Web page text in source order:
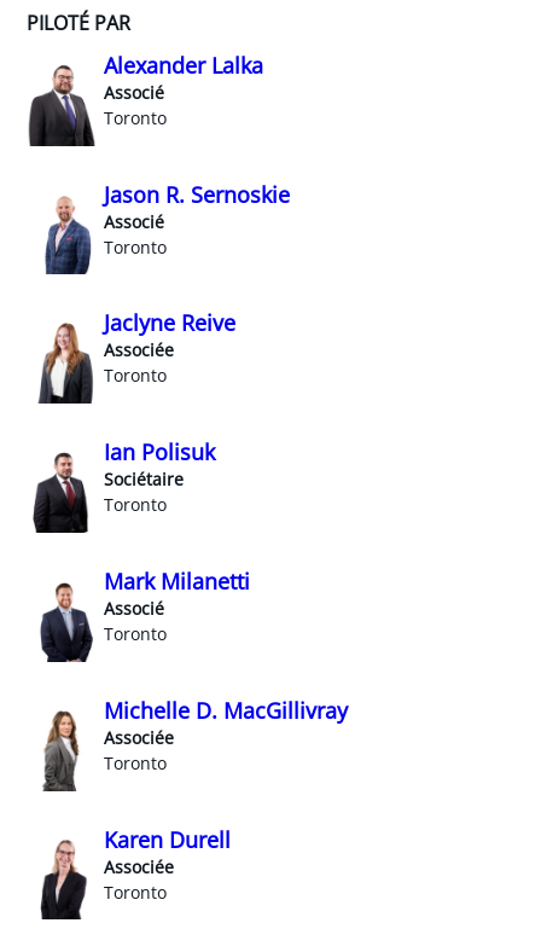
PILOTÉ PAR
Alexander Lalka
Associé
Toronto
Jason R. Sernoskie
Associé
Toronto
Jaclyne Reive
Associée
Toronto
Ian Polisuk
Sociétaire
Toronto
Mark Milanetti
Associé
Toronto
Michelle D. MacGillivray
Associée
Toronto
Karen Durell
Associée
Toronto